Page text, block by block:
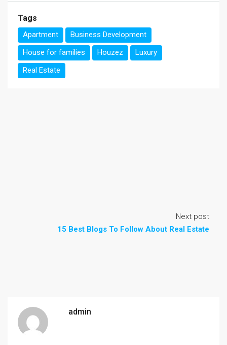
Tags
Apartment
Business Development
House for families
Houzez
Luxury
Real Estate
Next post
15 Best Blogs To Follow About Real Estate
admin